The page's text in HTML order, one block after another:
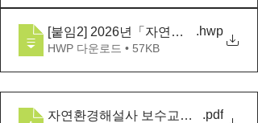
[붙임2] 2026년「자연환경해설사
.hwp
HWP 다운로드 • 57KB
자연환경해설사 보수교육 교육일정
.pdf